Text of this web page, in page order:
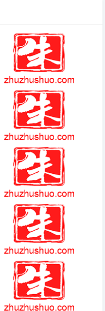
阿黛拉的非凡冒险免费
街机三国战记(游戏)
(2025-08-29热点)-华晨宇玩游
戏抢到玫瑰花，直男本性暴露
“辣手摧花”，全场爆笑！
旧版笔趣阁app简介